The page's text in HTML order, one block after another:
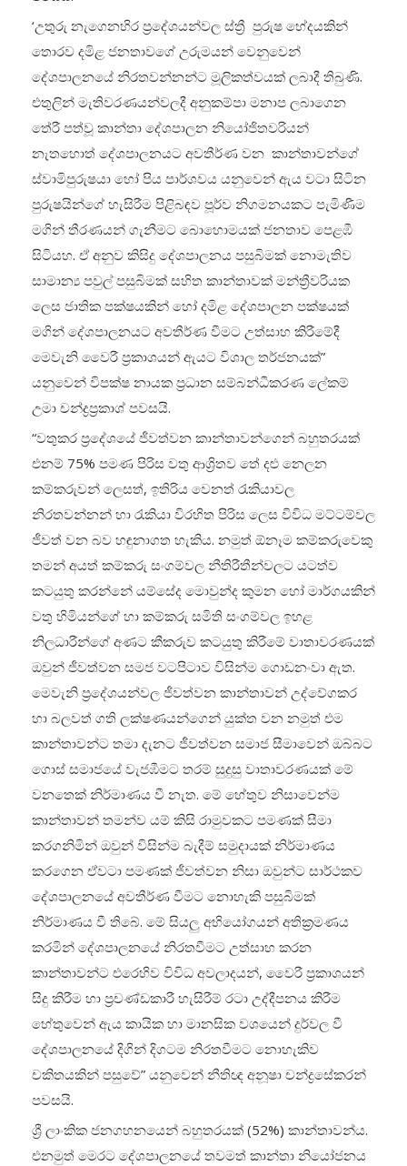
‘උතුරු නැගෙනහිර ප්‍රදේශයන්වල ස්ත්‍රී පුරුෂ භේදයකින්
තොරව දමිළ ජනතාවගේ උරුමයන් වෙනුවෙන්
දේශපාලනයේ නිරතවන්නන්ට මූලිකත්වයක් ලබාදී තිබුණි.
එතුලින් මැතිවරණයන්වලදී අනුකම්පා මනාප ලබාගෙන
තේරී පත්වූ කාන්තා දේශපාලන නියෝජිතවරියන්
නැතහොත් දේශපාලනයට අවතීර්ණ වන කාන්තාවන්ගේ
ස්වාමිපුරුෂයා හෝ පිය පාර්ශවය යනුවෙන් ඇය වටා සිටින
පුරුෂයින්ගේ හැසිරීම පිළිබඳව පූර්ව නිගමනයකට පැමිණීම
මගින් තීරණයන් ගැනීමට බොහොමයක් ජනතාව පෙළඹී
සිටියහ. ඒ අනුව කිසිදු දේශපාලනය පසුබිමක් නොමැතිව
සාමාන්‍ය පවුල් පසුබිමක් සහිත කාන්තාවක් මන්ත්‍රීවරියක
ලෙස ජාතික පක්ෂයකින් හෝ දමිළ දේශපාලන පක්ෂයක්
මගින් දේශපාලනයට අවතීර්ණ වීමට උත්සාහ කිරීමේදී
මෙවැනි වෛරී ප්‍රකාශයන් ඇයට විශාල තර්ජනයක්”
යනුවෙන් විපක්ෂ නායක ප්‍රධාන සම්බන්ධීකරණ ලේකම්
උමා චන්ද්‍රප්‍රකාශ් පවසයි.
“වතුකර ප්‍රදේශයේ ජීවත්වන කාන්තාවන්ගෙන් බහුතරයක්
එනම් 75% පමණ පිරිස වතු ආශ්‍රිතව තේ දළු නෙලන
කම්කරුවන් ලෙසත්, ඉතිරිය වෙනත් රැකියාවල
නිරතවන්නන් හා රැකියා විරහිත පිරිස ලෙස විවිධ මට්ටම්වල
ජීවත් වන බව හඳුනාගත හැකිය. නමුත් ඕනෑම කම්කරුවෙකු
තමන් අයත් කම්කරු සංගම්වල නීතිරීතීන්වලට යටත්ව
කටයුතු කරන්නේ යම්සේද මොවුන්ද කුමන හෝ මාර්ගයකින්
වතු හිමියන්ගේ හා කම්කරු සමිති සංගම්වල ඉහළ
නිලධාරීන්ගේ අණට කීකරුව කටයුතු කිරීමේ වාතාවරණයක්
ඔවුන් ජීවත්වන සමජ වටපිටාව විසින්ම ගොඩනංවා ඇත.
මෙවැනි ප්‍රදේශයන්වල ජීවත්වන කාන්තාවන් උද්වේගකර
හා බලවත් ගති ලක්ෂණයන්ගෙන් යුක්ත වන නමුත් එම
කාන්තාවන්ට තමා දැනට ජීවත්වන සමාජ සීමාවෙන් ඔබ්බට
ගොස් සමාජයේ වැජඹීමට තරම් සුදුසු වාතාවරණයක් මේ
වනතෙක් නිර්මාණය වී නැත. මේ හේතුව නිසාවෙන්ම
කාන්තාවන් තමන්ව යම් කිසි රාමුවකට පමණක් සීමා
කරගනිමින් ඔවුන් විසින්ම බැදීම් සමුදායක් නිර්මාණය
කරගෙන ඒවටා පමණක් ජීවත්වන නිසා ඔවුන්ට සාර්ථකව
දේශපාලනයේ අවතීර්ණ වීමට නොහැකි පසුබිමක්
නිර්මාණය වී තිබේ. මේ සියලු අභියෝගයන් අතික්‍රමණය
කරමින් දේශපාලනයේ නිරතවීමට උත්සාහ කරන
කාන්තාවන්ට එරෙහිව විවිධ අවලාදයන්, වෛරී ප්‍රකාශයන්
සිදු කිරීම හා ප්‍රචණ්ඩකාරී හැසිරීම් රටා උද්දීපනය කිරීම
හේතුවෙන් ඇය කායික හා මානසික වශයෙන් දුර්වල වී
දේශපාලනයේ දිගින් දිගටම නිරතවීමට නොහැකිව
චකිතයකින් පසුවේ” යනුවෙන් නීතිඥ අනූෂා චන්ද්‍රසේකරන්
පවසයි.
ශ්‍රී ලාංකික ජනගහනයෙන් බහුතරයක් (52%) කාන්තාවන්ය.
එනමුත් මෙරට දේශපාලනයේ තවමත් කාන්තා නියෝජනය